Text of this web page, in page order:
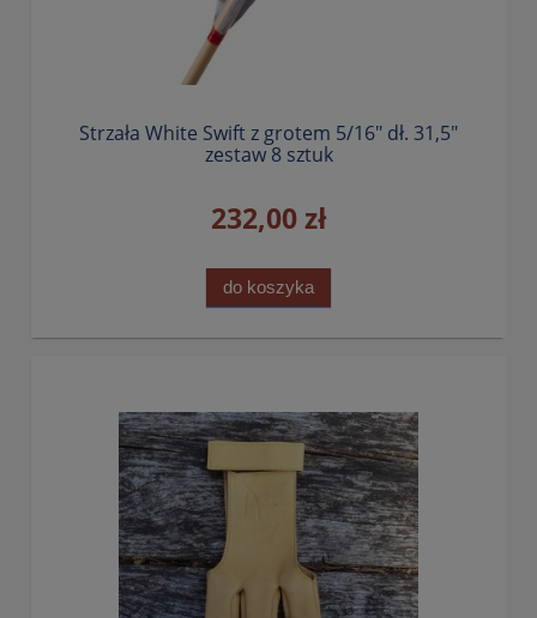
Strzała White Swift z grotem 5/16" dł. 31,5"
zestaw 8 sztuk
232,00 zł
do koszyka